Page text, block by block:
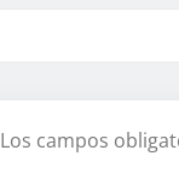
Los campos